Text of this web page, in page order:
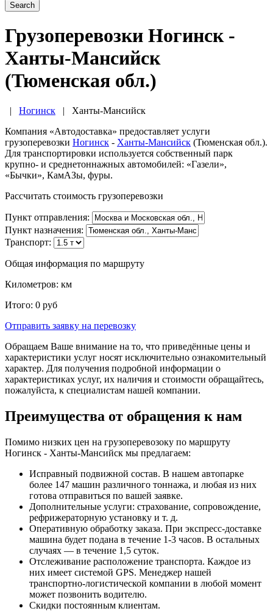
Search
Грузоперевозки Ногинск -
Ханты-Мансийск
(Тюменская обл.)
| Ногинск | Ханты-Мансийск
Компания «Автодоставка» предоставляет услуги
грузоперевозки Ногинск - Ханты-Мансийск (Тюменская обл.).
Для транспортировки используется собственный парк
крупно- и среднетоннажных автомобилей: «Газели»,
«Бычки», КамАЗы, фуры.
Рассчитать стоимость грузоперевозки
Пункт отправления:
Пункт назначения:
Транспорт:
Общая информация по маршруту
Километров: км
Итого: 0 руб
Отправить заявку на перевозку
Обращаем Ваше внимание на то, что приведённые цены и
характеристики услуг носят исключительно ознакомительный
характер. Для получения подробной информации о
характеристиках услуг, их наличия и стоимости обращайтесь,
пожалуйста, к специалистам нашей компании.
Преимущества от обращения к нам
Помимо низких цен на грузоперевозоку по маршруту
Ногинск - Ханты-Мансийск мы предлагаем:
Исправный подвижной состав. В нашем автопарке
более 147 машин различного тоннажа, и любая из них
готова отправиться по вашей заявке.
Дополнительные услуги: страхование, сопровождение,
рефрижераторную установку и т. д.
Оперативную обработку заказа. При экспресс-доставке
машина будет подана в течение 1-3 часов. В остальных
случаях — в течение 1,5 суток.
Отслеживание расположение транспорта. Каждое из
них имеет системой GPS. Менеджер нашей
транспортно-логистической компании в любой момент
может позвонить водителю.
Скидки постоянным клиентам.